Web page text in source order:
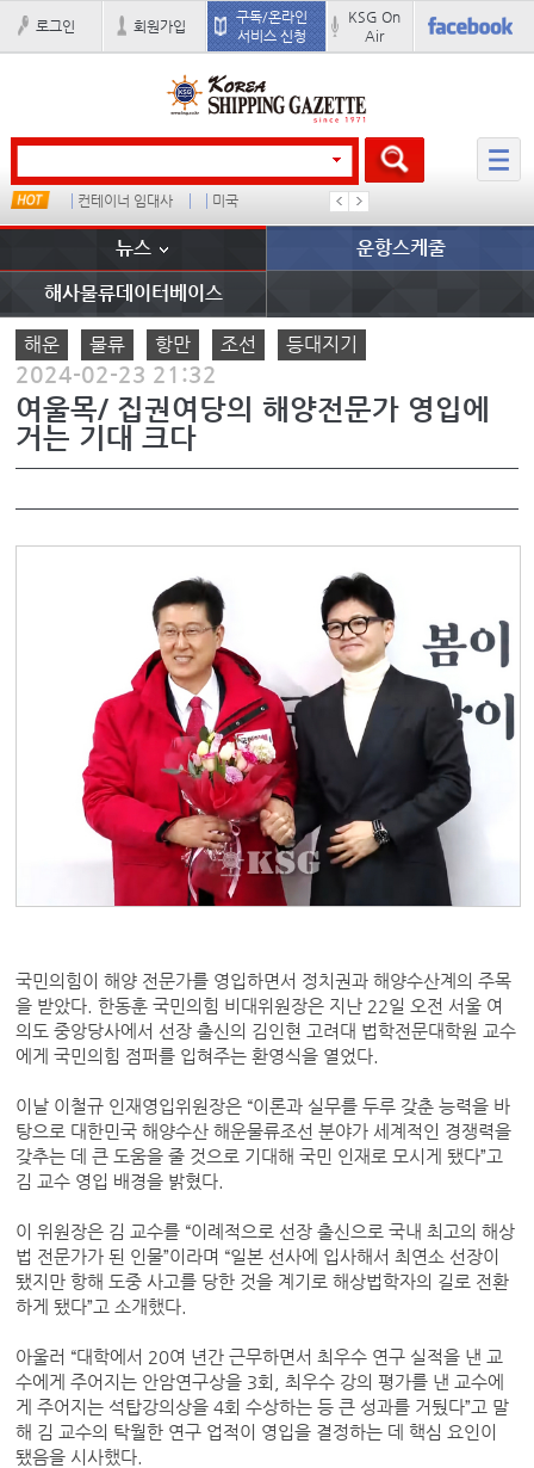
로그인 회원가입
구독/온라인
서비스 신청
KSG On
Air
컨테이너 임대사 미국 �
뉴스 운항스케줄
해사물류데이터베이스
해운 물류 항만 조선 등대지기
2024-02-23 21:32
여울목/ 집권여당의 해양전문가 영입에
거는 기대 크다
국민의힘이 해양 전문가를 영입하면서 정치권과 해양수산계의 주목
을 받았다. 한동훈 국민의힘 비대위원장은 지난 22일 오전 서울 여
의도 중앙당사에서 선장 출신의 김인현 고려대 법학전문대학원 교수
에게 국민의힘 점퍼를 입혀주는 환영식을 열었다.
이날 이철규 인재영입위원장은 “이론과 실무를 두루 갖춘 능력을 바
탕으로 대한민국 해양수산 해운물류조선 분야가 세계적인 경쟁력을
갖추는 데 큰 도움을 줄 것으로 기대해 국민 인재로 모시게 됐다”고
김 교수 영입 배경을 밝혔다.
이 위원장은 김 교수를 “이례적으로 선장 출신으로 국내 최고의 해상
법 전문가가 된 인물”이라며 “일본 선사에 입사해서 최연소 선장이
됐지만 항해 도중 사고를 당한 것을 계기로 해상법학자의 길로 전환
하게 됐다”고 소개했다.
아울러 “대학에서 20여 년간 근무하면서 최우수 연구 실적을 낸 교
수에게 주어지는 안암연구상을 3회, 최우수 강의 평가를 낸 교수에
게 주어지는 석탑강의상을 4회 수상하는 등 큰 성과를 거뒀다”고 말
해 김 교수의 탁월한 연구 업적이 영입을 결정하는 데 핵심 요인이
됐음을 시사했다.